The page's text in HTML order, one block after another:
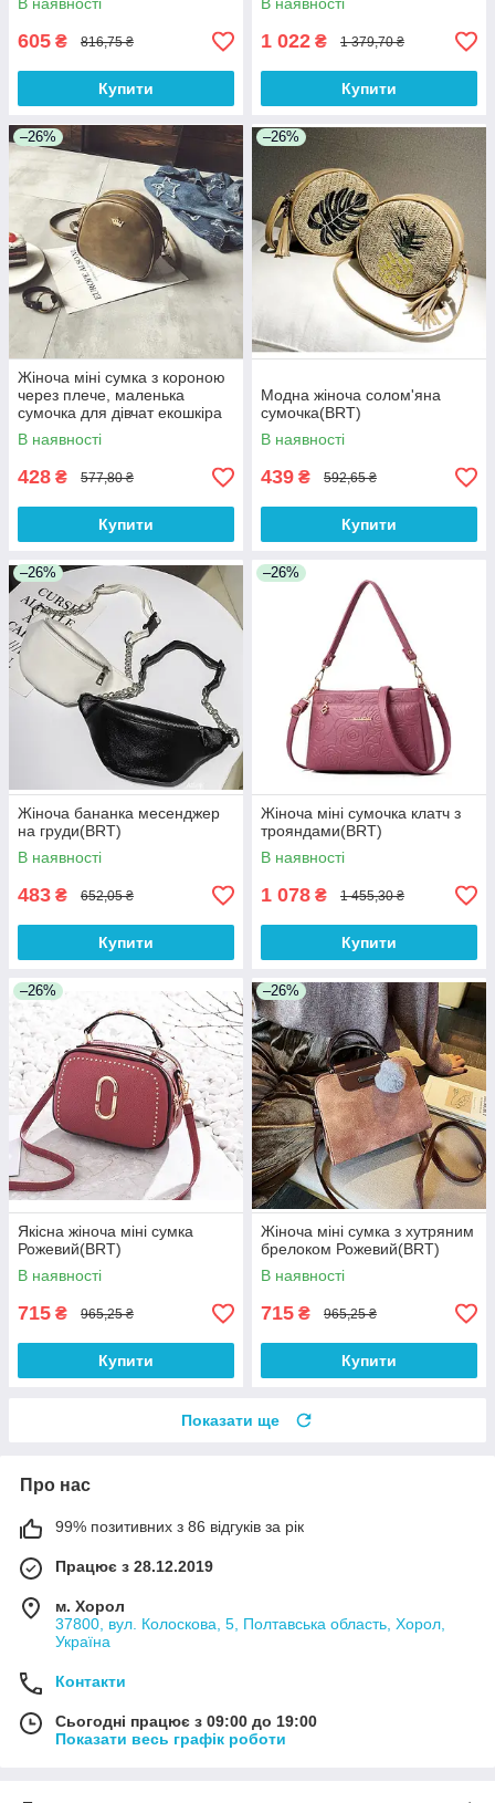
В наявності
605 ₴ 816,75 ₴
Купити
В наявності
1 022 ₴ 1 379,70 ₴
Купити
–26%
Жіноча міні сумка з короною
через плече, маленька
сумочка для дівчат екошкіра
корона Хакі(BRT)
В наявності
428 ₴ 577,80 ₴
Купити
–26%
Модна жіноча солом'яна
сумочка(BRT)
В наявності
439 ₴ 592,65 ₴
Купити
–26%
Жіноча бананка месенджер
на груди(BRT)
В наявності
483 ₴ 652,05 ₴
Купити
–26%
Жіноча міні сумочка клатч з
трояндами(BRT)
В наявності
1 078 ₴ 1 455,30 ₴
Купити
–26%
Якісна жіноча міні сумка
Рожевий(BRT)
В наявності
715 ₴ 965,25 ₴
Купити
–26%
Жіноча міні сумка з хутряним
брелоком Рожевий(BRT)
В наявності
715 ₴ 965,25 ₴
Купити
Показати ще
Про нас
99% позитивних з 86 відгуків за рік
Працює з 28.12.2019
м. Хорол
37800, вул. Колоскова, 5, Полтавська область, Хорол,
Україна
Контакти
Сьогодні працює з 09:00 до 19:00
Показати весь графік роботи